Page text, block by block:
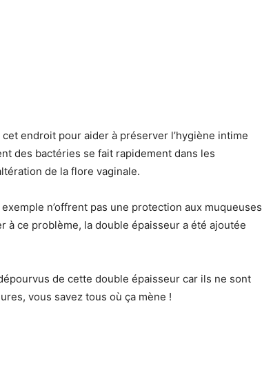
endroit pour aider à préserver l’hygiène intime
des bactéries se fait rapidement dans les
de la flore vaginale.
n’offrent pas une protection aux muqueuses
ce problème, la double épaisseur a été ajoutée
de cette double épaisseur car ils ne sont
vous savez tous où ça mène !